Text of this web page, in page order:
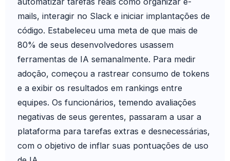
mails, interagir no Slack e iniciar implantações de
código. Estabeleceu uma meta de que mais de
80% de seus desenvolvedores usassem
ferramentas de IA semanalmente. Para medir
adoção, começou a rastrear consumo de tokens
e a exibir os resultados em rankings entre
equipes. Os funcionários, temendo avaliações
negativas de seus gerentes, passaram a usar a
plataforma para tarefas extras e desnecessárias,
com o objetivo de inflar suas pontuações de uso